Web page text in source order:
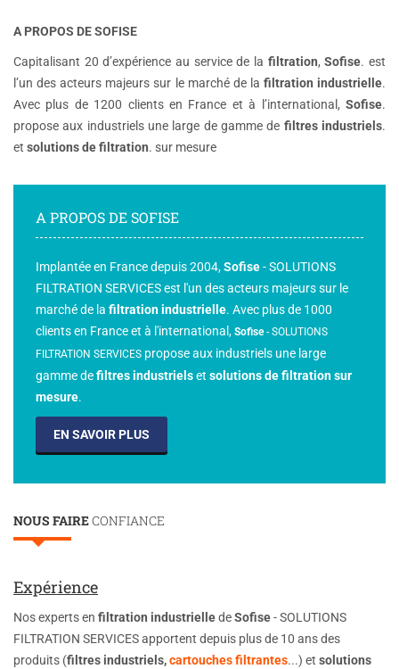
A PROPOS DE SOFISE
Capitalisant 20 d’expérience au service de la filtration,Sofise. est
l’un des acteurs majeurs sur le marché de la filtration industrielle.
Avec plus de 1200 clients en France et à l’international, Sofise.
propose aux industriels une large de gamme de filtres industriels.
et solutions de filtration. sur mesure
A PROPOS DE SOFISE
Implantée en France depuis 2004,Sofise- SOLUTIONS
FILTRATION SERVICES est l'un des acteurs majeurs sur le
marché de la filtration industrielle. Avec plus de 1000
clients en France et à l'international, Sofise- SOLUTIONS
FILTRATION SERVICES propose aux industriels une large
gamme defiltres industrielset solutions de filtration sur
mesure.
EN SAVOIR PLUS
NOUS FAIRECONFIANCE
Expérience
Nos experts en filtration industrielledeSofise- SOLUTIONS
FILTRATION SERVICES apportent depuis plus de 10 ans des
produits (filtres industriels,cartouches filtrantes...) et solutions